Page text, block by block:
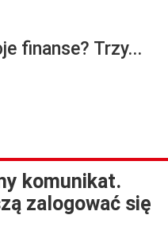
finanse? Trzy...
komunikat.
zalogować się